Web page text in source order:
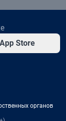
App Store
органов